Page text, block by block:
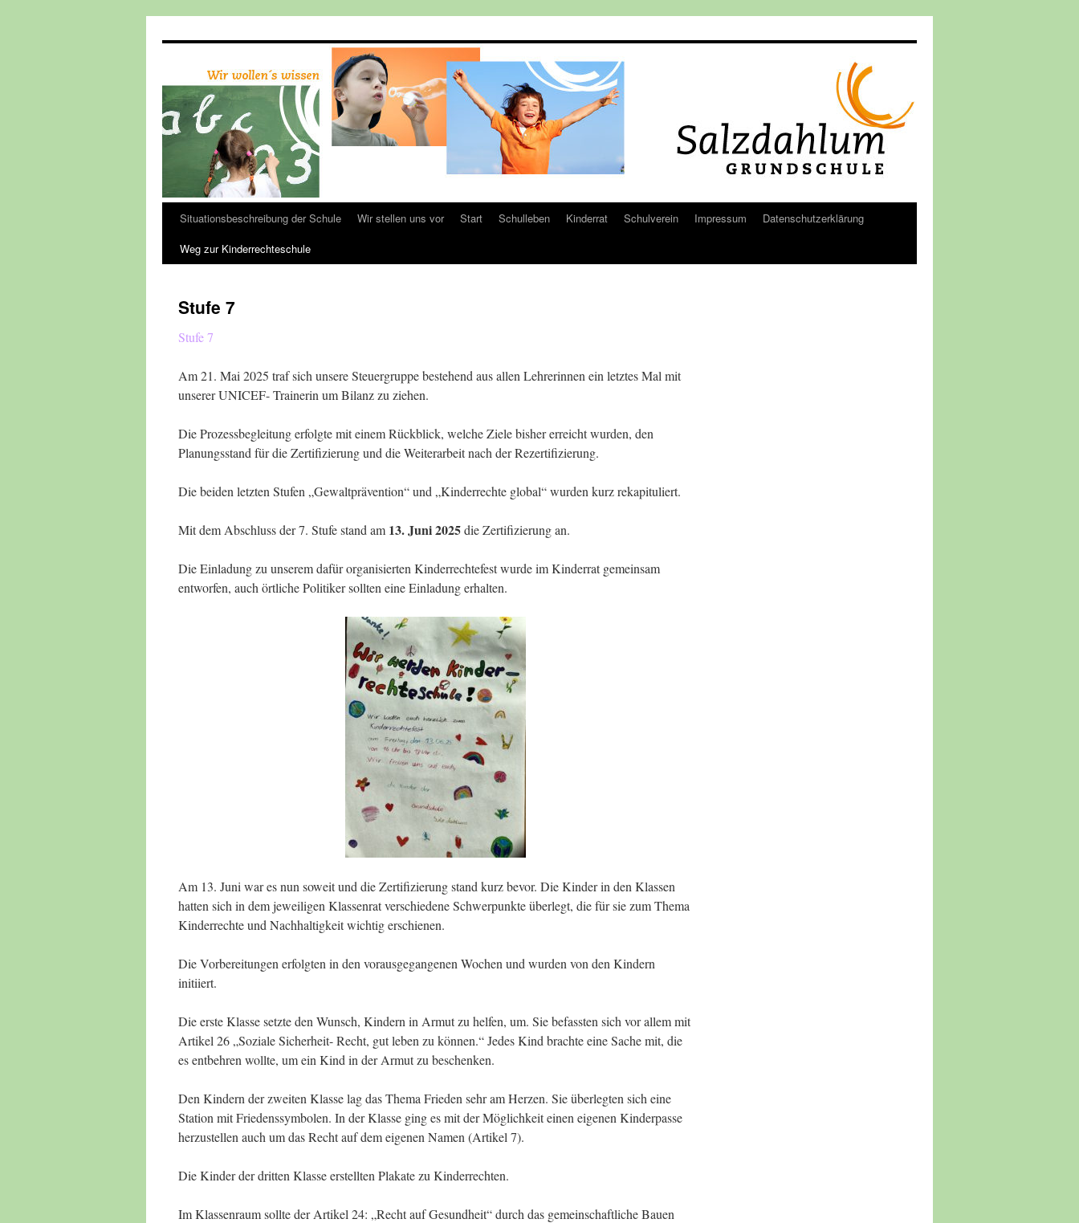
Situationsbeschreibung der Schule Wir stellen uns vor Start Schulleben Kinderrat Schulverein Impressum
Datenschutzerklärung
Weg zur Kinderrechteschule
Stufe 7
Stufe 7
Am 21. Mai 2025 traf sich unsere Steuergruppe bestehend aus allen Lehrerinnen ein letztes Mal mit
unserer UNICEF- Trainerin um Bilanz zu ziehen.
Die Prozessbegleitung erfolgte mit einem Rückblick, welche Ziele bisher erreicht wurden, den
Planungsstand für die Zertifizierung und die Weiterarbeit nach der Rezertifizierung.
Die beiden letzten Stufen „Gewaltprävention“ und „Kinderrechte global“ wurden kurz rekapituliert.
Mit dem Abschluss der 7. Stufe stand am 13. Juni 2025die Zertifizierung an.
Die Einladung zu unserem dafür organisierten Kinderrechtefest wurde im Kinderrat gemeinsam
entworfen, auch örtliche Politiker sollten eine Einladung erhalten.
Am 13. Juni war es nun soweit und die Zertifizierung stand kurz bevor. Die Kinder in den Klassen
hatten sich in dem jeweiligen Klassenrat verschiedene Schwerpunkte überlegt, die für sie zum Thema
Kinderrechte und Nachhaltigkeit wichtig erschienen.
Die Vorbereitungen erfolgten in den vorausgegangenen Wochen und wurden von den Kindern
initiiert.
Die erste Klasse setzte den Wunsch, Kindern in Armut zu helfen, um. Sie befassten sich vor allem mit
Artikel 26 „Soziale Sicherheit- Recht, gut leben zu können.“ Jedes Kind brachte eine Sache mit, die
es entbehren wollte, um ein Kind in der Armut zu beschenken.
Den Kindern der zweiten Klasse lag das Thema Frieden sehr am Herzen. Sie überlegten sich eine
Station mit Friedenssymbolen. In der Klasse ging es mit der Möglichkeit einen eigenen Kinderpasse
herzustellen auch um das Recht auf dem eigenen Namen (Artikel 7).
Die Kinder der dritten Klasse erstellten Plakate zu Kinderrechten.
Im Klassenraum sollte der Artikel 24: „Recht auf Gesundheit“ durch das gemeinschaftliche Bauen